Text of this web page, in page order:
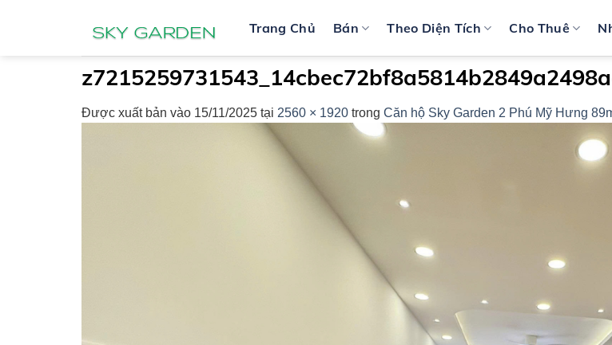
Trang Chủ Bán Theo Diện Tích Cho Thuê
Được xuất bản vào 15/11/2025 tại 2560 × 1920 trong Căn hộ Sky Garden 2 Phú Mỹ Hưng